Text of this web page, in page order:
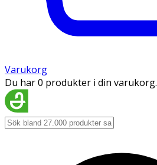
Varukorg
Du har 0 produkter i din varukorg.